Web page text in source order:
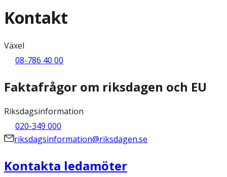
Kontakt
Växel
08-786 40 00
Faktafrågor om riksdagen och EU
Riksdagsinformation
020-349 000
riksdagsinformation@riksdagen.se
Kontakta ledamöter